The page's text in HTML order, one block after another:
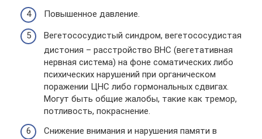
Повышенное давление.
Вегетососудистый синдром, вегетососудистая
дистония – расстройство ВНС (вегетативная
нервная система) на фоне соматических либо
психических нарушений при органическом
поражении ЦНС либо гормональных сдвигах.
Могут быть общие жалобы, такие как тремор,
потливость, покраснение.
Снижение внимания и нарушения памяти в